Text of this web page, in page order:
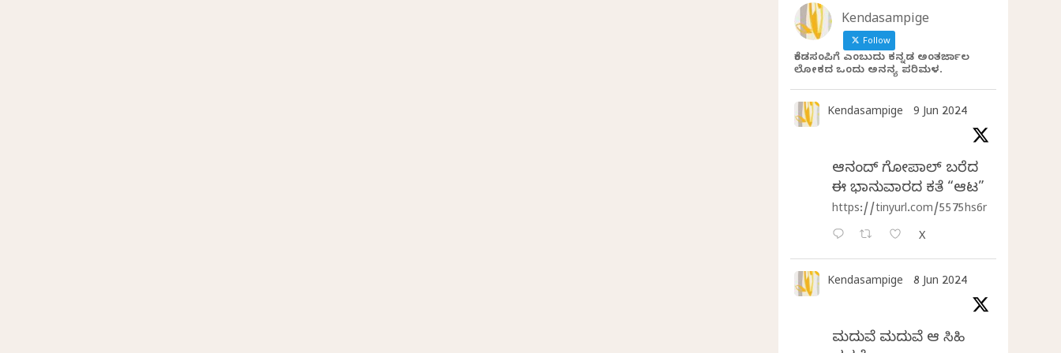
Kendasampige
Follow
ಕೆಂಡಸಂಪಿಗೆ ಎಂಬುದು ಕನ್ನಡ ಅಂತರ್ಜಾಲ
ಲೋಕದ ಒಂದು ಅನನ್ಯ ಪರಿಮಳ.
Kendasampige 9 Jun 2024
ಆನಂದ್‌ ಗೋಪಾಲ್‌ ಬರೆದ
ಈ ಭಾನುವಾರದ ಕತೆ “ಆಟ”
https://tinyurl.com/5575hs6r
X
Kendasampige 8 Jun 2024
ಮದುವೆ ಮದುವೆ ಆ ಸಿಹಿ